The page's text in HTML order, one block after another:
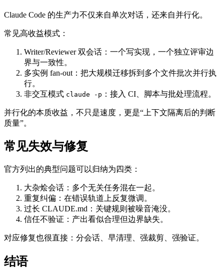
Claude Code 的生产力不仅来自单次对话，还来自并行化。
常见高收益模式：
Writer/Reviewer 双会话：一个写实现，一个独立评审边
界与一致性。
多实例 fan-out：把大规模迁移拆到多个文件批次并行执
行。
非交互模式 claude -p ：接入 CI、脚本与批处理流程。
并行化的本质收益，不只是速度，更是“上下文隔离后的判断
质量”。
常见失效与修复
官方列出的典型问题可以归纳为四类：
大杂烩会话：多个无关任务混在一起。
重复纠偏：在错误轨道上反复微调。
过长 CLAUDE.md：关键规则被噪音淹没。
信任不验证：产出看似合理但边界缺失。
对应修复也很直接：分会话、早清理、强裁剪、强验证。
结语